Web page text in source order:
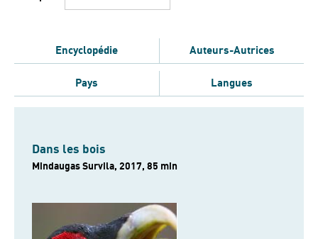
Encyclopédie Auteurs-Autrices
Pays Langues
Dans les bois
Mindaugas Survila, 2017, 85 min